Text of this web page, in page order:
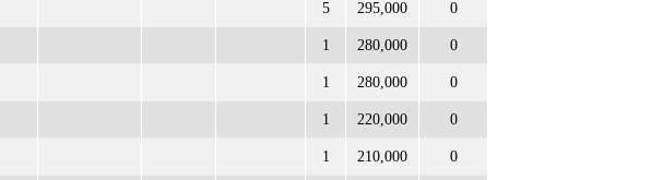
5 295,000 0
1 280,000 0
1 280,000 0
1 220,000 0
1 210,000 0